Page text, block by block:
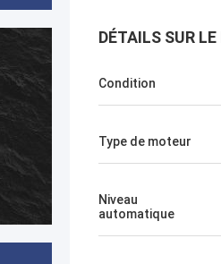
La machine de presse
DÉTAILS SUR
Condition
Type de moteur
Niveau
automatique